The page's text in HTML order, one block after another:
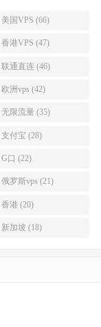
美国VPS (66)
香港VPS (47)
联通直连 (46)
欧洲vps (42)
无限流量 (35)
支付宝 (28)
G口 (22)
俄罗斯vps (21)
香港 (20)
新加坡 (18)